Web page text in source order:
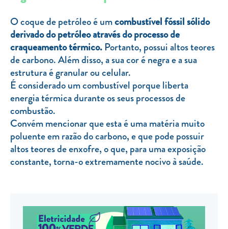
Blog
Mais informações
SERVIÇOS
ROTULAGEM
JUNTE-SE A NÓS
TARIFA SOCIAL
APP MOBILE
CONTADORES ELÉTRICOS
PRÉMIOS
EFICIÊNCIA ENERGÉTICA
O coque de petróleo é umcombustível fóssil sólido
derivado do petróleo através do processo de
craqueamento térmico. Portanto, possui altos teores
de carbono. Além disso, a sua cor é negra e a sua
estrutura é granular ou celular.
É considerado um combustível porque liberta
energia térmica durante os seus processos de
combustão.
Convém mencionar que esta é uma matéria muito
poluente em razão do carbono, e que pode possuir
altos teores de enxofre, o que, para uma exposição
constante, torna-o extremamente nocivo à saúde.